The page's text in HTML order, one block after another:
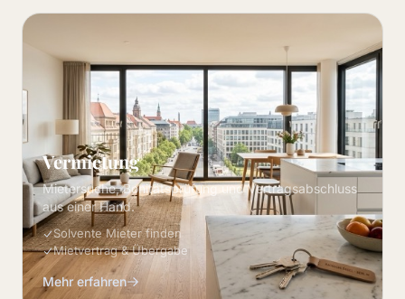
Vermietung
Mietersuche, Bonitätsprüfung und Vertragsabschluss
aus einer Hand.
Solvente Mieter finden
Mietvertrag & Übergabe
Mehr erfahren